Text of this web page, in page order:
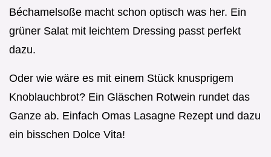
Béchamelsoße macht schon optisch was her. Ein
grüner Salat mit leichtem Dressing passt perfekt
dazu.
Oder wie wäre es mit einem Stück knusprigem
Knoblauchbrot? Ein Gläschen Rotwein rundet das
Ganze ab. Einfach Omas Lasagne Rezept und dazu
ein bisschen Dolce Vita!